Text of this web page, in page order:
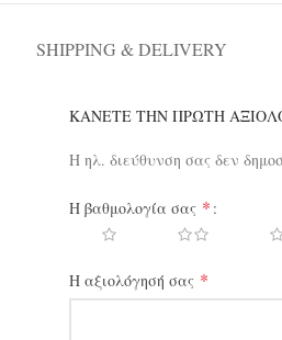
SHIPPING & DELIVERY
ΚΆΝΕΤΕ ΤΗΝ ΠΡΏΤΗ
Η ηλ. διεύθυνση σας δεν
Η βαθμολογία σας *
Η αξιολόγησή σας *